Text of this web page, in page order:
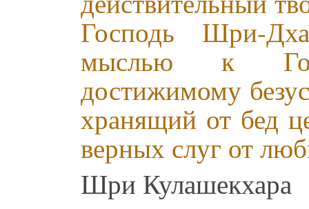
Господь Шри-
мыслью к
достижимому
хранящий от бед
верных слуг от
Шри Кулашекхара